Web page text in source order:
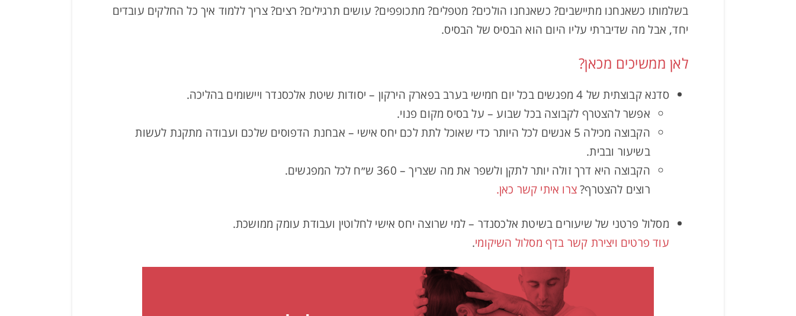
בשלמותו כשאנחנו מתיישבים? כשאנחנו הולכים? מטפלים? מתכופפים? עושים תרגילים? רצים? צריך ללמוד איך כל החלקים עובדים
יחד, אבל מה שדיברתי עליו היום הוא הבסיס של הבסיס.
לאן ממשיכים מכאן?
סדנא קבוצתית של 4 מפגשים בכל יום חמישי בערב בפארק הירקון – יסודות שיטת אלכסנדר ויישומים בהליכה.
אפשר להצטרף לקבוצה בכל שבוע – על בסיס מקום פנוי.
הקבוצה מכילה 5 אנשים לכל היותר כדי שאוכל לתת לכם יחס אישי – אבחנת הדפוסים שלכם ועבודה מתקנת לעשות
בשיעור ובבית.
הקבוצה היא דרך זולה יותר לתקן ולשפר את מה שצריך – 360 ש״ח לכל המפגשים.
רוצים להצטרף?צרו איתי קשר כאן.
מסלול פרטני של שיעורים בשיטת אלכסנדר – למי שרוצה יחס אישי לחלוטין ועבודת עומק ממושכת.
עוד פרטים ויצירת קשר בדף מסלול השיקומי.